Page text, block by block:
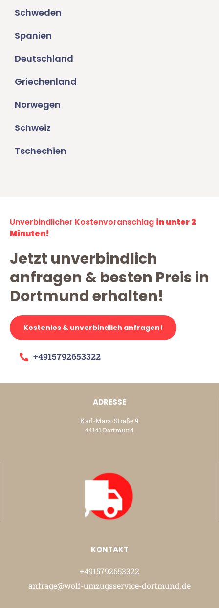
Schweden
Spanien
Deutschland
Griechenland
Norwegen
Schweiz
Tschechien
Unverbindlicher Kostenvoranschlag in unter 2
Minuten!
Jetzt unverbindlich
anfragen & besten Preis in
Dortmund erhalten!
Kostenlos & unverbindlich anfragen!
+4915792653322
ADRESSE
Karl-Marx-Straße 9
44141 Dortmund
KONTAKT
+4915792653322
anfrage@wolf-umzugsservice-dortmund.de